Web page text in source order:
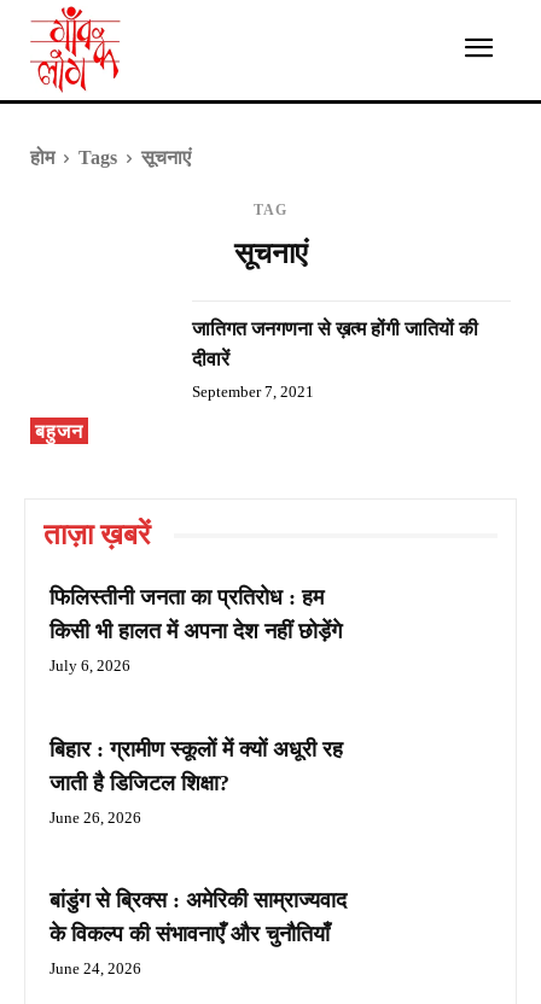
होम Tags सूचनाएं
TAG
सूचनाएं
बहुजन
जातिगत जनगणना से ख़त्म होंगी जातियों की
दीवारें
September 7, 2021
ताज़ा ख़बरें
फिलिस्तीनी जनता का प्रतिरोध : हम
किसी भी हालत में अपना देश नहीं छोड़ेंगे
July 6, 2026
बिहार : ग्रामीण स्कूलों में क्यों अधूरी रह
जाती है डिजिटल शिक्षा?
June 26, 2026
बांडुंग से ब्रिक्स : अमेरिकी साम्राज्यवाद
के विकल्प की संभावनाएँ और चुनौतियाँ
June 24, 2026